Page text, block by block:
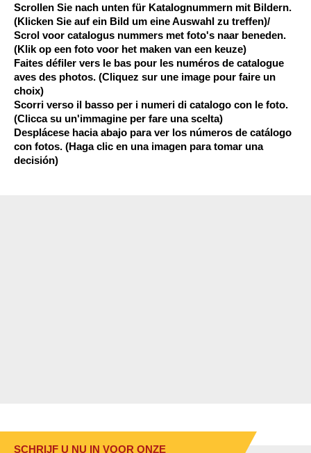
Scrollen Sie nach unten für Katalognummern mit Bildern.
(Klicken Sie auf ein Bild um eine Auswahl zu treffen)/
Scrol voor catalogus nummers met foto's naar beneden.
(Klik op een foto voor het maken van een keuze)
Faites défiler vers le bas pour les numéros de catalogue
aves des photos. (Cliquez sur une image pour faire un
choix)
Scorri verso il basso per i numeri di catalogo con le foto.
(Clicca su un'immagine per fare una scelta)
Desplácese hacia abajo para ver los números de catálogo
con fotos. (Haga clic en una imagen para tomar una
decisión)
SCHRIJF U NU IN VOOR ONZE